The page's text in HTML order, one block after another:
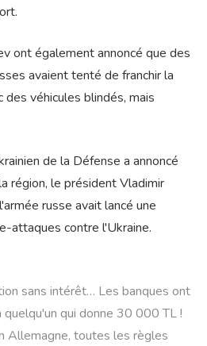
ont également annoncé que des
avaient tenté de franchir la
véhicules blindés, mais
de la Défense a annoncé
région, le président Vladimir
russe avait lancé une
attaques contre l'Ukraine.
sans intérêt… Les banques ont
quelqu'un qui donne 30 000 TL !
Allemagne, toutes les règles